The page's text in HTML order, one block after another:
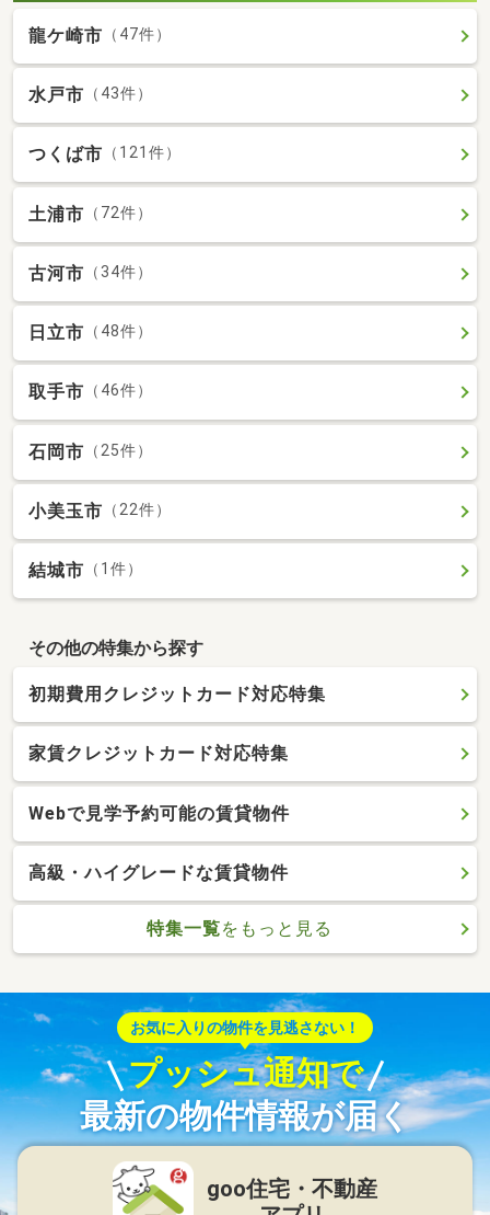
龍ケ崎市 （47件）
水戸市 （43件）
つくば市 （121件）
土浦市 （72件）
古河市 （34件）
日立市 （48件）
取手市 （46件）
石岡市 （25件）
小美玉市 （22件）
結城市 （1件）
その他の特集から探す
初期費用クレジットカード対応特集
家賃クレジットカード対応特集
Webで見学予約可能の賃貸物件
高級・ハイグレードな賃貸物件
特集一覧をもっと見る
お気に入りの物件を見逃さない！
プッシュ通知で
最新の物件情報が届く
goo住宅・不動産